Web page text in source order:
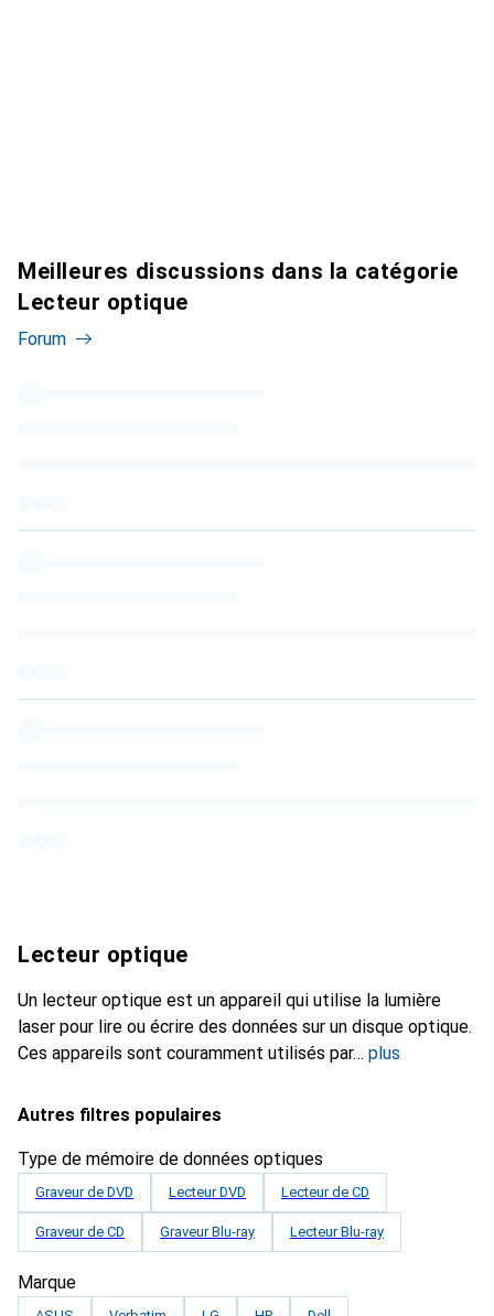
Meilleures discussions dans la catégorie
Lecteur optique
Forum
Lecteur optique
Un lecteur optique est un appareil qui utilise la lumière
laser pour lire ou écrire des données sur un disque optique.
Ces appareils sont couramment utilisés par
plus
Autres filtres populaires
Type de mémoire de données optiques
Graveur de DVD Lecteur DVD Lecteur de CD
Graveur de CD Graveur Blu-ray Lecteur Blu-ray
Marque